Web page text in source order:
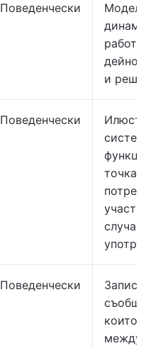
Поведенчески
и
Поведенчески
точка
случаи
Поведенчески
които
между